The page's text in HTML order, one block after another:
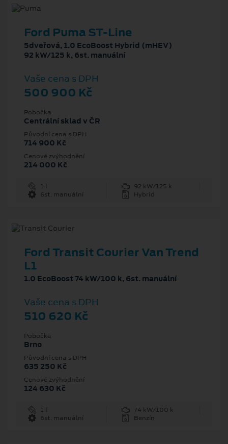
Ford Puma ST-Line
5dveřová, 1.0 EcoBoost Hybrid (mHEV)
92 kW/125 k, 6st. manuální
Vaše cena s DPH
500 900 Kč
Pobočka
Centrální sklad v ČR
Původní cena s DPH
714 900 Kč
Cenové zvýhodnění
214 000 Kč
1 l
92 kW/125 k
6st. manuální
Hybrid
Ford Transit Courier Van Trend
L1
1.0 EcoBoost 74 kW/100 k, 6st. manuální
Vaše cena s DPH
510 620 Kč
Pobočka
Brno
Původní cena s DPH
635 250 Kč
Cenové zvýhodnění
124 630 Kč
1 l
74 kW/100 k
6st. manuální
Benzín